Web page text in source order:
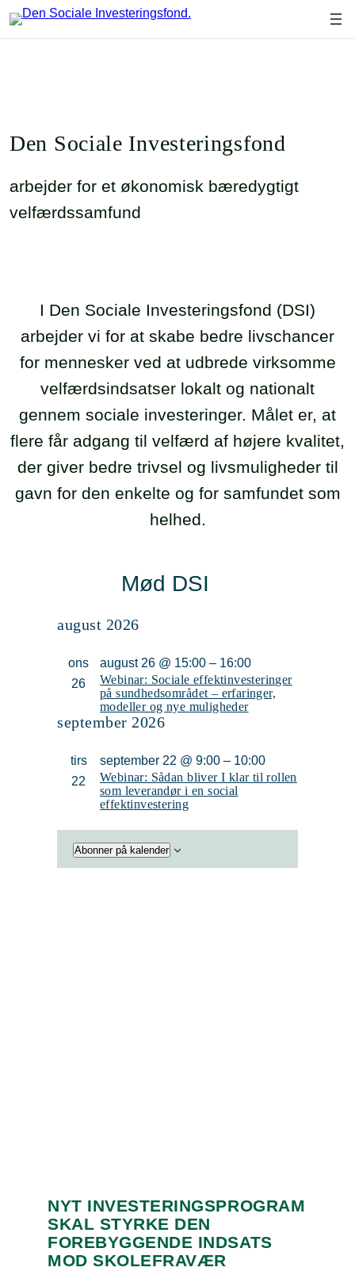
Den Sociale Investeringsfond
arbejder for et økonomisk bæredygtigt
velfærdssamfund
I Den Sociale Investeringsfond (DSI)
arbejder vi for at skabe bedre livschancer
for mennesker ved at udbrede virksomme
velfærdsindsatser lokalt og nationalt
gennem sociale investeringer. Målet er, at
flere får adgang til velfærd af højere kvalitet,
der giver bedre trivsel og livsmuligheder til
gavn for den enkelte og for samfundet som
helhed.
august 2026
ons
26
Webinar: Sociale effektinvesteringer
på sundhedsområdet – erfaringer,
modeller og nye muligheder
august 26 @ 15:00 – 16:00
september 2026
tirs
22
Webinar: Sådan bliver I klar til rollen
som leverandør i en social
effektinvestering
september 22 @ 9:00 – 10:00
Abonner på kalender
NYT INVESTERINGSPROGRAM
SKAL STYRKE DEN
FOREBYGGENDE INDSATS
MOD SKOLEFRAVÆR